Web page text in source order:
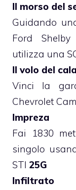
Il morso del
Guidando
Ford
utilizza una
Il volo del
Vinci la
Chevrolet
Impreza
Fai 1830
singolo
STI 25G
Infiltrato